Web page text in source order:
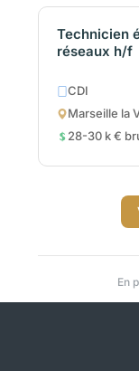
Technicien
réseaux h/f
CDI
Marseille la
28-30 k €
En